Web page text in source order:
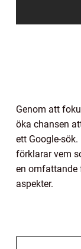
Genom att
öka chansen
ett Google-
förklarar vem
en omfattande
aspekter.